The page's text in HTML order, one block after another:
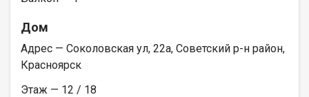
Дом
Адрес — Соколовская ул, 22а, Советский р-н район,
Красноярск
Этаж — 12 / 18